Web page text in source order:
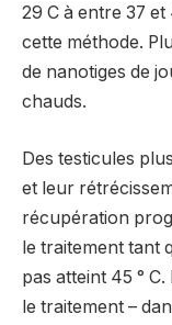
29 C à entre 37
cette méthode.
de nanotiges de
chauds.
Des testicules
et leur
récupération
le traitement tant
pas atteint 45 °
le traitement –